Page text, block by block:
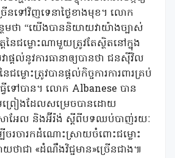
រើនទៅវិញទេនាថ្ងៃខាងមុខ។ លោក
មថា “យើងបាននិយាយវាយ៉ាងច្បាស់
នៃជម្លោះណាមួយត្រូវតែស្ថិតនៅក្នុង
ាផ្តល់នូវការធានាឲ្យបានថា ជនស៊ីវិល
ម្លោះត្រូវបានផ្តល់កិច្ចការការពារគ្រប់
ើទៅបាន។ លោក Albanese បាន
រៀងដែលសម្រេចបានដោយ
រាអែល និងអ៊ីរ៉ង់ ស្តីពីបទឈប់បាញ់រយៈ
ចរចារកដំណោះស្រាយចំពោះជម្លោះ
ថាជា «ដំណឹងវិជ្ជមាន»ច្រើនជាង៕